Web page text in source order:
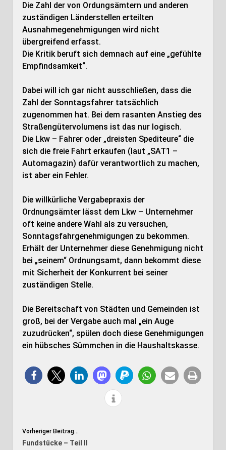
Die Zahl der von Ordungsämtern und anderen
zuständigen Länderstellen erteilten
Ausnahmegenehmigungen wird nicht
übergreifend erfasst.
Die Kritik beruft sich demnach auf eine „gefühlte
Empfindsamkeit“.
Dabei will ich gar nicht ausschließen, dass die
Zahl der Sonntagsfahrer tatsächlich
zugenommen hat. Bei dem rasanten Anstieg des
Straßengütervolumens ist das nur logisch.
Die Lkw – Fahrer oder „dreisten Spediteure“ die
sich die freie Fahrt erkaufen (laut „SAT1 –
Automagazin) dafür verantwortlich zu machen,
ist aber ein Fehler.
Die willkürliche Vergabepraxis der
Ordnungsämter lässt dem Lkw – Unternehmer
oft keine andere Wahl als zu versuchen,
Sonntagsfahrgenehmigungen zu bekommen.
Erhält der Unternehmer diese Genehmigung nicht
bei „seinem“ Ordnungsamt, dann bekommt diese
mit Sicherheit der Konkurrent bei seiner
zuständigen Stelle.
Die Bereitschaft von Städten und Gemeinden ist
groß, bei der Vergabe auch mal „ein Auge
zuzudrücken“, spülen doch diese Genehmigungen
ein hübsches Sümmchen in die Haushaltskasse.
Vorheriger Beitrag...
Fundstücke – Teil II